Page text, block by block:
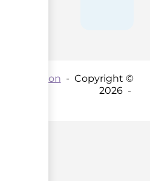
Coordination - Copyright ©
2026 -